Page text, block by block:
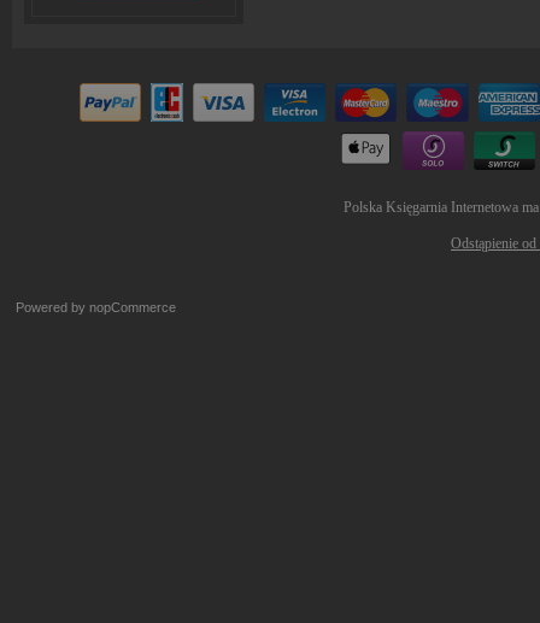
Polska Księgarnia Internetowa
Odstąpienie
Powered by nopCommerce